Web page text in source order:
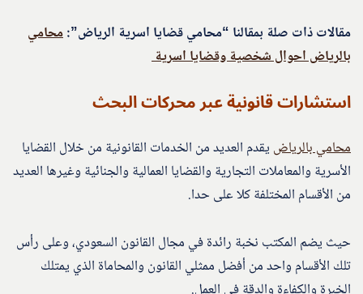
مقالات ذات صلة بمقالنا “محامي قضايا اسرية الرياض”:محامي
بالرياض احوال شخصية وقضايا اسرية
استشارات قانونية عبر محركات البحث
محامي بالرياض يقدم العديد من الخدمات القانونية من خلال القضايا
الأسرية والمعاملات التجارية والقضايا العمالية والجنائية وغيرها العديد
من الأقسام المختلفة كلا على حدا.
حيث يضم المكتب نخبة رائدة في مجال القانون السعودي، وعلى رأس
تلك الأقسام واحد من أفضل ممثلي القانون والمحاماة الذي يمتلك